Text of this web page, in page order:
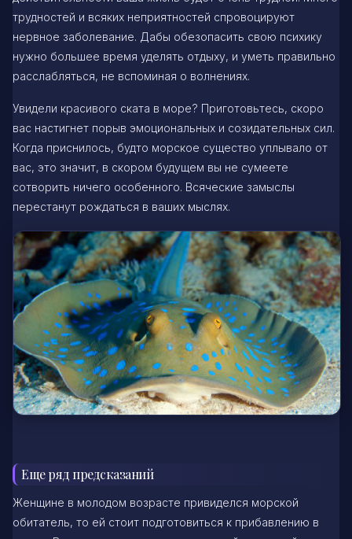
трудностей и всяких неприятностей спровоцируют
нервное заболевание. Дабы обезопасить свою психику
нужно большее время уделять отдыху, и уметь правильно
расслабляться, не вспоминая о волнениях.
Увидели красивого ската в море? Приготовьтесь, скоро
вас настигнет порыв эмоциональных и созидательных сил.
Когда приснилось, будто морское существо уплывало от
вас, это значит, в скором будущем вы не сумеете
сотворить ничего особенного. Всяческие замыслы
перестанут рождаться в ваших мыслях.
Еще ряд предсказаний
Женщине в молодом возрасте привиделся морской
обитатель, то ей стоит подготовиться к прибавлению в